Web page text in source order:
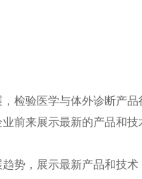
验医学与体外诊断产品
前来展示最新的产品和
，展示最新产品和技术